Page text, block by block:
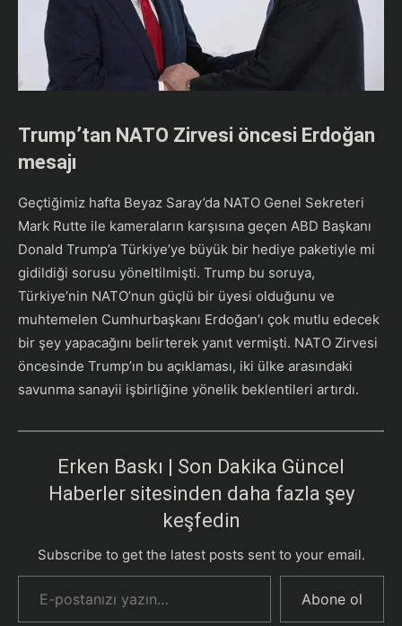
Trump’tan NATO Zirvesi öncesi Erdoğan
mesajı
Geçtiğimiz hafta Beyaz Saray’da NATO Genel Sekreteri
Mark Rutte ile kameraların karşısına geçen ABD Başkanı
Donald Trump’a Türkiye’ye büyük bir hediye paketiyle mi
gidildiği sorusu yöneltilmişti. Trump bu soruya,
Türkiye’nin NATO’nun güçlü bir üyesi olduğunu ve
muhtemelen Cumhurbaşkanı Erdoğan’ı çok mutlu edecek
bir şey yapacağını belirterek yanıt vermişti. NATO Zirvesi
öncesinde Trump’ın bu açıklaması, iki ülke arasındaki
savunma sanayii işbirliğine yönelik beklentileri artırdı.
Erken Baskı | Son Dakika Güncel
Haberler sitesinden daha fazla şey
keşfedin
Subscribe to get the latest posts sent to your email.
E-postanızı yazın…
Abone ol